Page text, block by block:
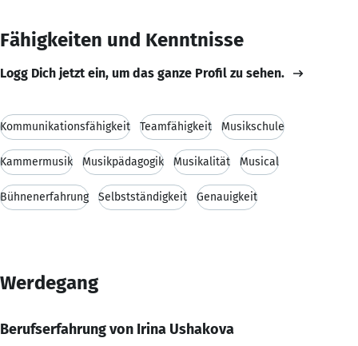
Fähigkeiten und Kenntnisse
Logg Dich jetzt ein, um das ganze Profil zu sehen.
Kommunikationsfähigkeit Teamfähigkeit Musikschule
Kammermusik Musikpädagogik Musikalität Musical
Bühnenerfahrung Selbstständigkeit Genauigkeit
Werdegang
Berufserfahrung von Irina Ushakova